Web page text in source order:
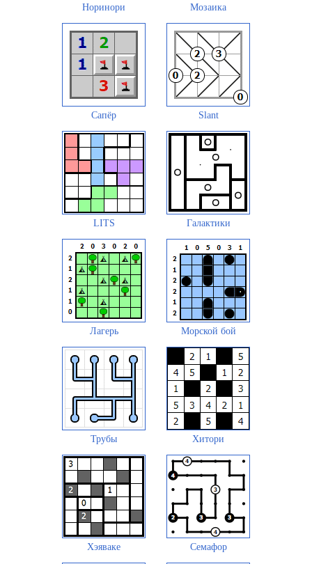
Норинори Мозаика
Сапёр Slant
LITS Галактики
Лагерь Морской бой
Трубы Хитори
Хэяваке Семафор